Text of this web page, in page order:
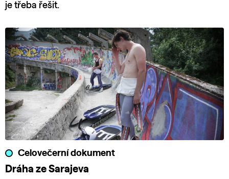
je třeba řešit.
Celovečerní dokument
Dráha ze Sarajeva